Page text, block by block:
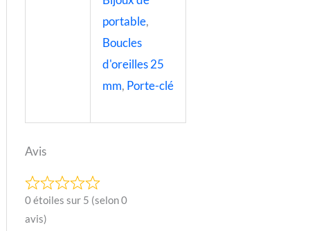
portable,
Boucles
d'oreilles 25
mm, Porte-clé
Avis
0 étoiles sur 5 (selon 0
avis)